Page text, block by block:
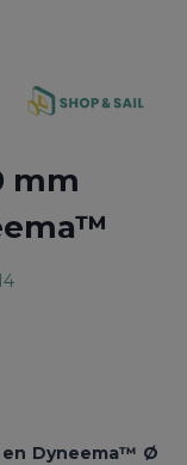
mm
en Dyneema™ Ø